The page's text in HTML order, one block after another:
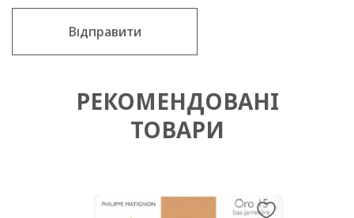
Відправити
РЕКОМЕНДОВАНІ
ТОВАРИ